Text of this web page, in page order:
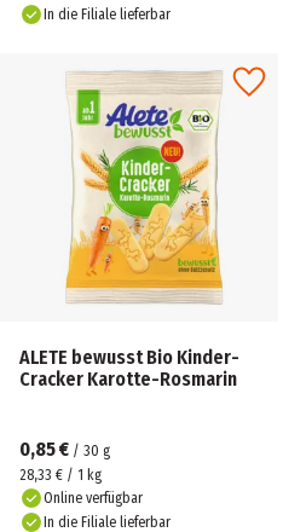
In die Filiale lieferbar
ALETE bewusst Bio Kinder-
Cracker Karotte-Rosmarin
0,85 € / 30 g
28,33 € / 1 kg
Online verfügbar
In die Filiale lieferbar